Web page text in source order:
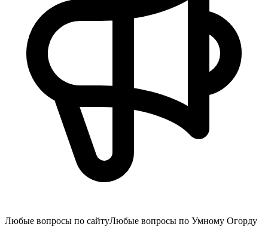
Любые вопросы по сайтуЛюбые вопросы по Умному Огорду